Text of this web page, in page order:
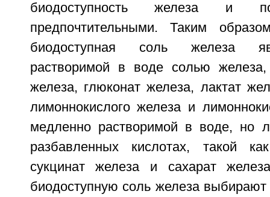
биодоступность железа и
предпочтительными. Таким
биодоступная соль железа
растворимой в воде солью
железа, глюконат железа, лактат
лимоннокислого железа и
медленно растворимой в воде, но
разбавленных кислотах, такой
сукцинат железа и сахарат
биодоступную соль железа